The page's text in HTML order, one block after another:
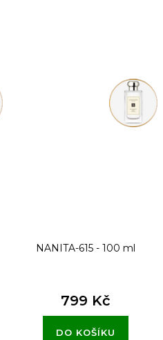
NANITA-615 - 100 ml
799 Kč
DO KOŠÍKU